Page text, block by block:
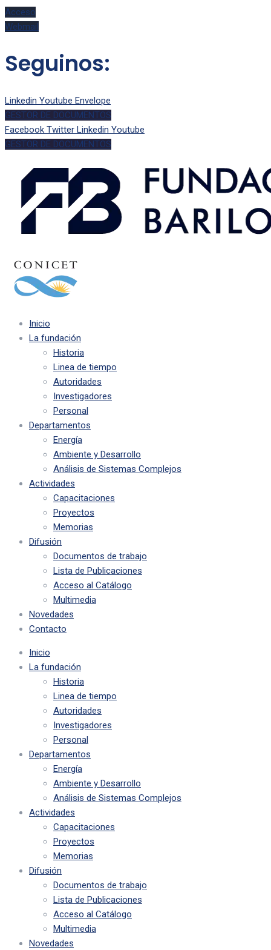
Acceso
Webmail
Seguinos:
Linkedin Youtube Envelope
GESTOR DE DOCUMENTOS
Facebook Twitter Linkedin Youtube
GESTOR DE DOCUMENTOS
Inicio
La fundación
Historia
Linea de tiempo
Autoridades
Investigadores
Personal
Departamentos
Energía
Ambiente y Desarrollo
Análisis de Sistemas Complejos
Actividades
Capacitaciones
Proyectos
Memorias
Difusión
Documentos de trabajo
Lista de Publicaciones
Acceso al Catálogo
Multimedia
Novedades
Contacto
Inicio
La fundación
Historia
Linea de tiempo
Autoridades
Investigadores
Personal
Departamentos
Energía
Ambiente y Desarrollo
Análisis de Sistemas Complejos
Actividades
Capacitaciones
Proyectos
Memorias
Difusión
Documentos de trabajo
Lista de Publicaciones
Acceso al Catálogo
Multimedia
Novedades